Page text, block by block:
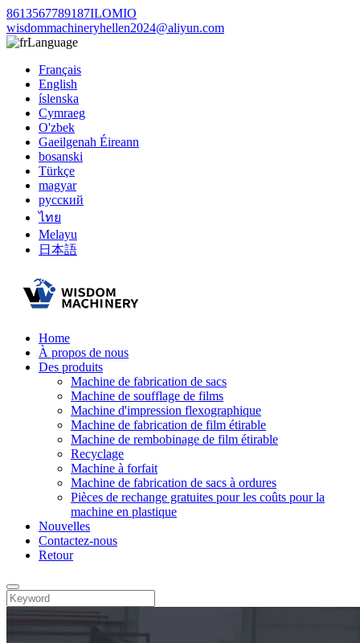
8613567789187ILOMIO
wisdommachineryhellen2024@aliyun.com
Language
Français
English
íslenska
Cymraeg
O'zbek
Gaeilgenah Éireann
bosanski
Türkçe
magyar
русский
ไทย
Melayu
日本語
Home
À propos de nous
Des produits
Machine de fabrication de sacs
Machine de soufflage de films
Machine d'impression flexographique
Machine de fabrication de film étirable
Machine de rembobinage de film étirable
Recyclage
Machine à forfait
Machine de fabrication de sacs à ordures
Pièces de rechange gratuites pour les coûts pour la
machine en plastique
Nouvelles
Contactez-nous
Retour